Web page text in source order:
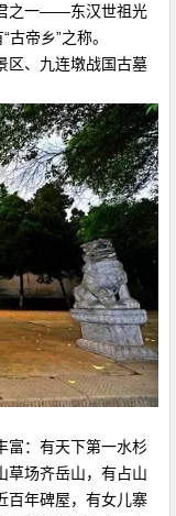
之一——东汉世祖光
帝乡”之称。
区、九连墩战国古墓
富：有天下第一水杉
草场齐岳山，有占山
百年碑屋，有女儿寨